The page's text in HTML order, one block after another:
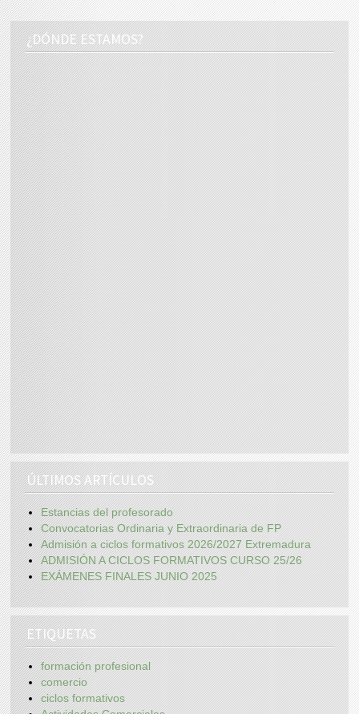
¿DÓNDE ESTAMOS?
ÚLTIMOS ARTÍCULOS
Estancias del profesorado
Convocatorias Ordinaria y Extraordinaria de FP
Admisión a ciclos formativos 2026/2027 Extremadura
ADMISIÓN A CICLOS FORMATIVOS CURSO 25/26
EXÁMENES FINALES JUNIO 2025
ETIQUETAS
formación profesional
comercio
ciclos formativos